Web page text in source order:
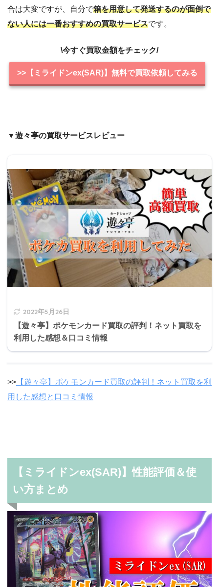
合は大変ですが、自分で箱を用意して発送するのが面倒で
ない人には一番おすすめの買取サービスです。
\今すぐ買取金額をチェック/
>>【ミライドンex(SAR)】無料で買取依頼してみる
▼遊々亭の買取サービスレビュー
2022年5月26日
【遊々亭】ポケモンカード買取の評判！ネット買取を
利用した感想＆口コミ情報
>> 【遊々亭】ポケモンカード買取の評判！ネット買取を利
用した感想と口コミ情報
【ミライドンex(SAR)】性能評価＆使
い方まとめ